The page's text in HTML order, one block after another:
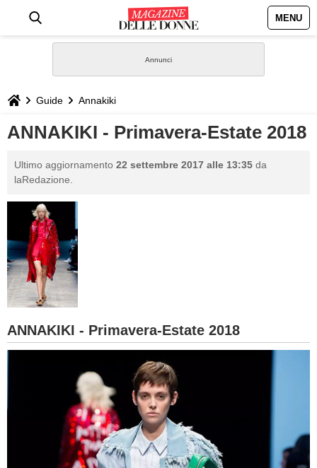
MENU
STILE
BIOGRAFIE
GASTRONOMIA
CAPELLI
SESSO
BAMBINO
Guide Annakiki
ANNAKIKI - Primavera-Estate 2018
Ultimo aggiornamento 22 settembre 2017 alle 13:35 da
laRedazione.
ANNAKIKI - Primavera-Estate 2018